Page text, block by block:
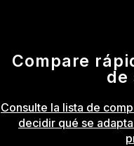
Compare
de
Consulte la lista de
decidir qué se